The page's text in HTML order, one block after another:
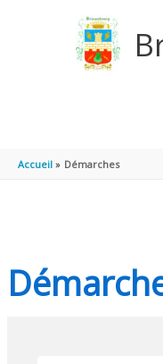
Accueil Démarches